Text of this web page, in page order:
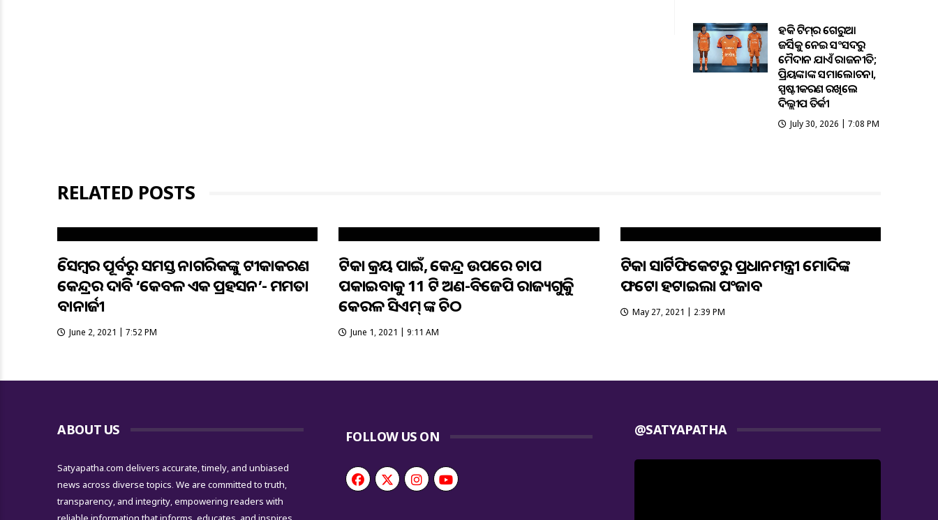
ହକି ଟିମ୍‌ର ଗେରୁଆ
ଜର୍ସିକୁ ନେଇ ସଂସଦରୁ
ମୈଦାନ ଯାଏଁ ରାଜନୀତି;
ପ୍ରିୟଙ୍କାଙ୍କ ସମାଲୋଚନା,
ସ୍ପଷ୍ଟୀକରଣ ରଖିଲେ
ଦିଲ୍ଲୀପ ତିର୍କୀ
July 30, 2026 | 7:08 PM
RELATED POSTS
ଡିସେମ୍ବର ପୂର୍ବରୁ ସମସ୍ତ ନାଗରିକଙ୍କୁ ଟୀକାକରଣ
କେନ୍ଦ୍ରର ଦାବି ‘କେବଳ ଏକ ପ୍ରହସନ’- ମମତା
ବାନାର୍ଜୀ
June 2, 2021 | 7:52 PM
ଟିକା କ୍ରୟ ପାଇଁ, କେନ୍ଦ୍ର ଉପରେ ଚାପ
ପକାଇବାକୁ 11 ଟି ଅଣ-ବିଜେପି ରାଜ୍ୟଗୁଡିକୁ
କେରଳ ସିଏମ୍ ଙ୍କ ଚିଠ
June 1, 2021 | 9:11 AM
ଟିକା ସାର୍ଟିଫିକେଟରୁ ପ୍ରଧାନମନ୍ତ୍ରୀ ମୋଦିଙ୍କ
ଫଟୋ ହଟାଇଲା ପଂଜାବ
May 27, 2021 | 2:39 PM
ABOUT US
Satyapatha.com delivers accurate, timely, and unbiased
news across diverse topics. We are committed to truth,
transparency, and integrity, empowering readers with
FOLLOW US ON @SATYAPATHA